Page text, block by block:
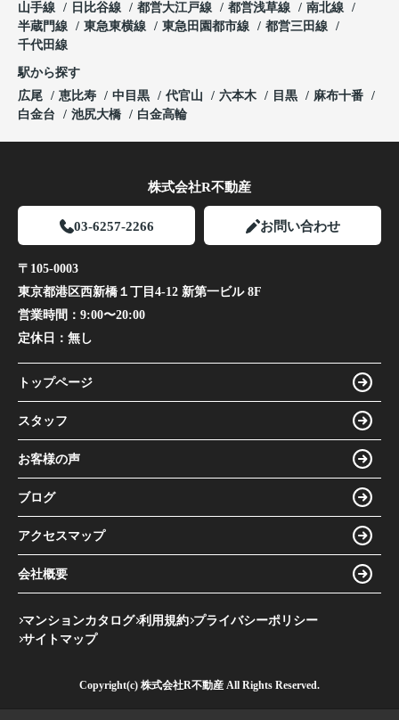
山手線
日比谷線 都営大江戸線 都営浅草線
南北線
半蔵門線
東急東横線 東急田園都市線
都営三田線
千代田線
駅から探す
広尾
恵比寿 中目黒 代官山 六本木 目黒
麻布十番
白金台
池尻大橋 白金高輪
株式会社R不動産
03-6257-2266 お問い合わせ
〒105-0003
東京都港区西新橋１丁目4-12 新第一ビル 8F
営業時間： 9:00〜20:00
定休日： 無し
トップページ
スタッフ
お客様の声
ブログ
アクセスマップ
会社概要
マンションカタログ 利用規約 プライバシーポリシー
サイトマップ
Copyright(c) 株式会社R不動産 All Rights Reserved.